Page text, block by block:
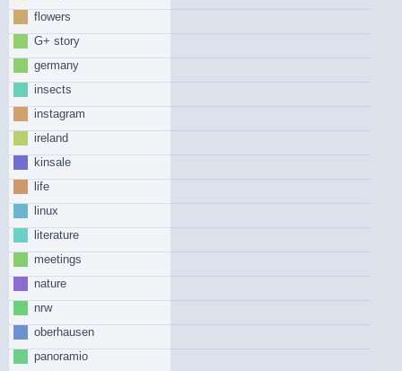
flowers
G+ story
germany
insects
instagram
ireland
kinsale
life
linux
literature
meetings
nature
nrw
oberhausen
panoramio